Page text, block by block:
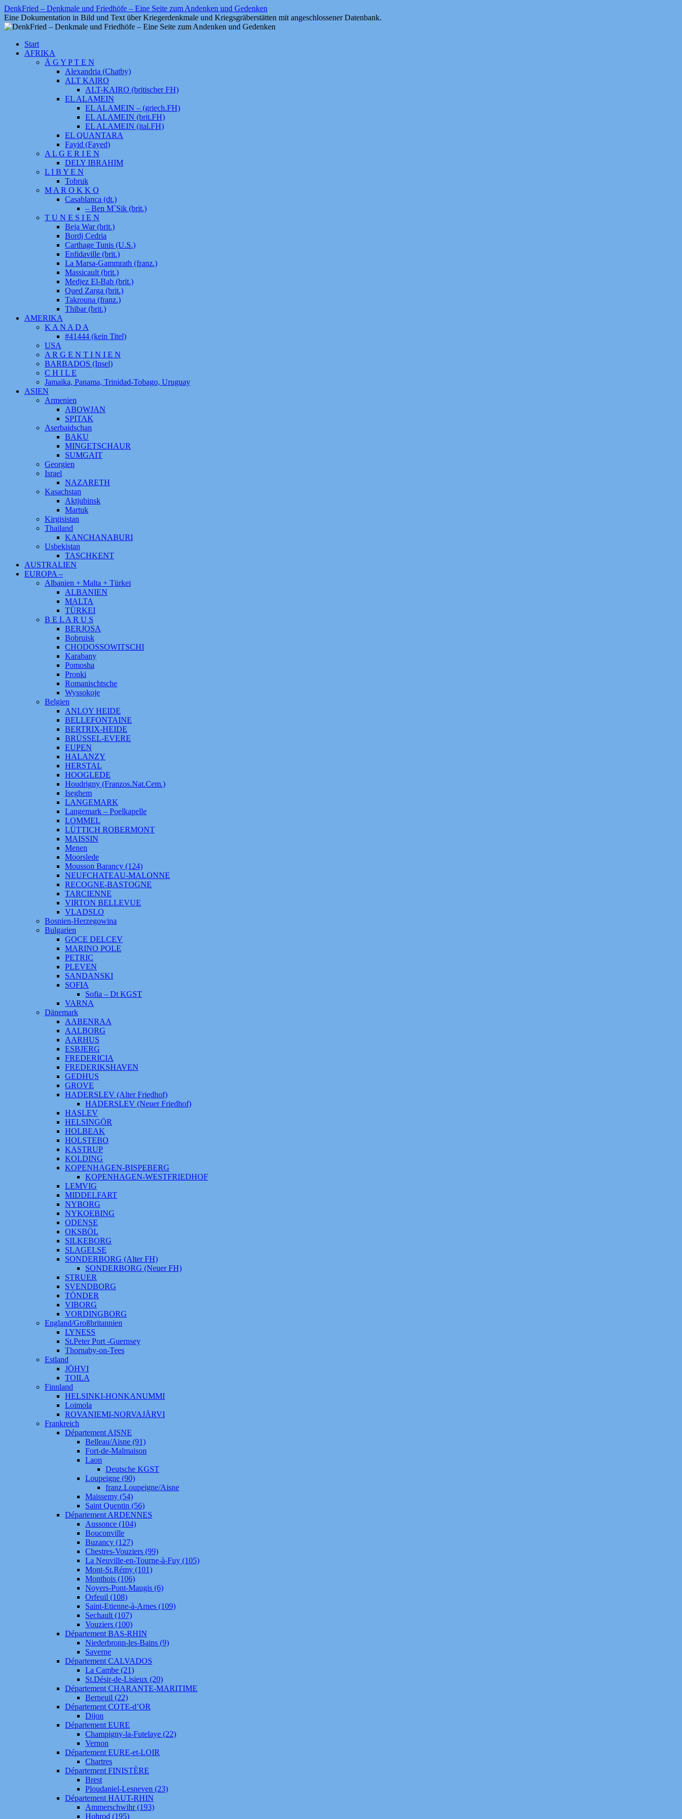
Zum
Inhalt
springen
DenkFried – Denkmale und Friedhöfe – Eine Seite zum Andenken und Gedenken
Eine Dokumentation in Bild und Text über Kriegerdenkmale und Kriegsgräberstätten mit angeschlossener Datenbank.
Start
AFRIKA
Ä G Y P T E N
Alexandria (Chatby)
ALT KAIRO
ALT-KAIRO (britischer FH)
EL ALAMEIN
EL ALAMEIN – (griech.FH)
EL ALAMEIN (brit.FH)
EL ALAMEIN (ital.FH)
EL QUANTARA
Fayid (Fayed)
A L G E R I E N
DELY IBRAHIM
L I B Y E N
Tobruk
M A R O K K O
Casablanca (dt.)
– Ben M`Sik (brit.)
T U N E S I E N
Beja War (brit.)
Bordj Cedria
Carthage Tunis (U.S.)
Enfidaville (brit.)
La Marsa-Gammrath (franz.)
Massicault (brit.)
Medjez El-Bab (brit.)
Qued Zarga (brit.)
Takrouna (franz.)
Thibar (brit.)
AMERIKA
K A N A D A
#41444 (kein Titel)
USA
A R G E N T I N I E N
BARBADOS (Insel)
C H I L E
Jamaika, Panama, Trinidad-Tobago, Uruguay
ASIEN
Armenien
ABOWJAN
SPITAK
Aserbaidschan
BAKU
MINGETSCHAUR
SUMGAIT
Georgien
Israel
NAZARETH
Kasachstan
Aktjubinsk
Martuk
Kirgisistan
Thailand
KANCHANABURI
Usbekistan
TASCHKENT
AUSTRALIEN
EUROPA –
Albanien + Malta + Türkei
ALBANIEN
MALTA
TÜRKEI
B E L A R U S
BERJOSA
Bobruisk
CHODOSSOWITSCHI
Karabany
Pomosha
Pronki
Romanischtsche
Wyssokoje
Belgien
ANLOY HEIDE
BELLEFONTAINE
BERTRIX-HEIDE
BRÜSSEL-EVERE
EUPEN
HALANZY
HERSTAL
HOOGLEDE
Houdrigny (Franzos.Nat.Cem.)
Iseghem
LANGEMARK
Langemark – Poelkapelle
LOMMEL
LÜTTICH ROBERMONT
MAISSIN
Menen
Moorslede
Mousson Barancy (124)
NEUFCHATEAU-MALONNE
RECOGNE-BASTOGNE
TARCIENNE
VIRTON BELLEVUE
VLADSLO
Bosnien-Herzegowina
Bulgarien
GOCE DELCEV
MARINO POLE
PETRIC
PLEVEN
SANDANSKI
SOFIA
Sofia – Dt KGST
VARNA
Dänemark
AABENRAA
AALBORG
AARHUS
ESBJERG
FREDERICIA
FREDERIKSHAVEN
GEDHUS
GROVE
HADERSLEV (Alter Friedhof)
HADERSLEV (Neuer Friedhof)
HASLEV
HELSINGÖR
HOLBEAK
HOLSTEBO
KASTRUP
KOLDING
KOPENHAGEN-BISPEBERG
KOPENHAGEN-WESTFRIEDHOF
LEMVIG
MIDDELFART
NYBORG
NYKOEBING
ODENSE
OKSBÖL
SILKEBORG
SLAGELSE
SONDERBORG (Alter FH)
SONDERBORG (Neuer FH)
STRUER
SVENDBORG
TÖNDER
VIBORG
VORDINGBORG
England/Großbritannien
LYNESS
St.Peter Port -Guernsey
Thornaby-on-Tees
Estland
JÖHVI
TOILA
Finnland
HELSINKI-HONKANUMMI
Loimola
ROVANIEMI-NORVAJÄRVI
Frankreich
Département AISNE
Belleau/Aisne (91)
Fort-de-Malmaison
Laon
Deutsche KGST
Loupeigne (90)
franz.Loupeigne/Aisne
Maissemy (54)
Saint Quentin (56)
Département ARDENNES
Aussonce (104)
Bouconville
Buzancy (127)
Chestres-Vouziers (99)
La Neuville-en-Tourne-à-Fuy (105)
Mont-St.Rémy (101)
Monthois (106)
Noyers-Pont-Maugis (6)
Orfeuil (108)
Saint-Etienne-à-Arnes (109)
Sechault (107)
Vouziers (100)
Département BAS-RHIN
Niederbronn-les-Bains (9)
Saverne
Département CALVADOS
La Cambe (21)
St.Désir-de-Lisieux (20)
Département CHARANTE-MARITIME
Berneuil (22)
Département COTE-d’OR
Dijon
Département EURE
Champigny-la-Futelaye (22)
Vernon
Département EURE-et-LOIR
Chartres
Département FINISTÈRE
Brest
Ploudaniel-Lesneven (23)
Département HAUT-RHIN
Ammerschwihr (193)
Hohrod (195)